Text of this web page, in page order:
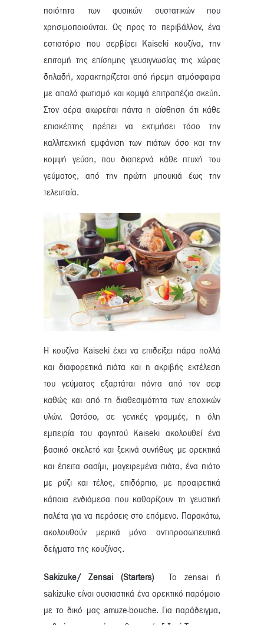
ποιότητα των φυσικών συστατικών που
χρησιμοποιούνται. Ως προς το περιβάλλον, ένα
εστιατόριο που σερβίρει Kaiseki κουζίνα, την
επιτομή της επίσημης γευσιγνωσίας της χώρας
δηλαδή, χαρακτηρίζεται από ήρεμη ατμόσφαιρα
με απαλό φωτισμό και κομψά επιτραπέζια σκεύη.
Στον αέρα αιωρείται πάντα η αίσθηση ότι κάθε
επισκέπτης πρέπει να εκτιμήσει τόσο την
καλλιτεχνική εμφάνιση των πιάτων όσο και την
κομψή γεύση, που διαπερνά κάθε πτυχή του
γεύματος, από την πρώτη μπουκιά έως την
τελευταία.
Η κουζίνα Kaiseki έχει να επιδείξει πάρα πολλά
και διαφορετικά πιάτα και η ακριβής εκτέλεση
του γεύματος εξαρτάται πάντα από τον σεφ
καθώς και από τη διαθεσιμότητα των εποχικών
υλών. Ωστόσο, σε γενικές γραμμές, η όλη
εμπειρία του φαγητού Kaiseki ακολουθεί ένα
βασικό σκελετό και ξεκινά συνήθως με ορεκτικά
και έπειτα σασίμι, μαγειρεμένα πιάτα, ένα πιάτο
με ρύζι και τέλος, επιδόρπιο, με προαιρετικά
κάποια ενδιάμεσα που καθαρίζουν τη γευστική
παλέτα για να περάσεις στο επόμενο. Παρακάτω,
ακολουθούν μερικά μόνο αντιπροσωπευτικά
δείγματα της κουζίνας.
Sakizuke/ Zensai (Starters)
Το zensai ή
sakizuke είναι ουσιαστικά ένα ορεκτικό παρόμοιο
με το δικό μας amuze-bouche. Για παράδειγμα,